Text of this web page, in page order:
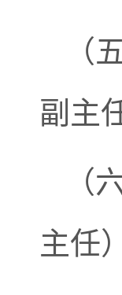
（
副主
（
主任）